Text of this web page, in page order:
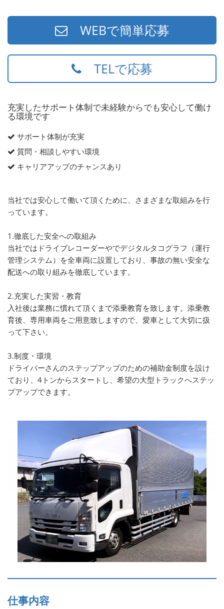
WEBで簡単応募
TELで応募
充実したサポート体制で未経験からでも安心して働け
る環境です
サポート体制が充実
質問・相談しやすい環境
キャリアアップのチャンスあり
当社では安心して働いて頂くために、さまざまな取組みを行
っています。
1.徹底した安全への取組み
当社ではドライブレコーダーやでデジタルタコグラフ（運行
管理システム）を全車両に設置しており、事故の無い安全な
配送への取り組みを徹底しています。
2.充実した実習・教育
入社後は業務に慣れて頂くまで添乗教育を致します。添乗教
育後、専用車両をご用意致しますので、愛車として大切に扱
って下さい。
3.制度・環境
ドライバーさんのステップアップのための補助金制度を設け
ており、4トンからスタートし、希望の大型トラックへステッ
プアップできます。
仕事内容